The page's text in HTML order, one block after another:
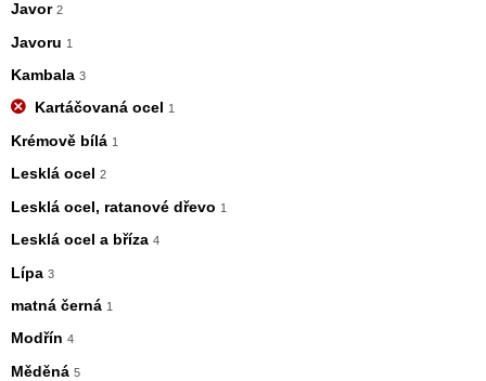
Javor 2
Javoru 1
Kambala 3
Kartáčovaná ocel 1
Krémově bílá 1
Lesklá ocel 2
Lesklá ocel, ratanové dřevo 1
Lesklá ocel a bříza 4
Lípa 3
matná černá 1
Modřín 4
Měděná 5